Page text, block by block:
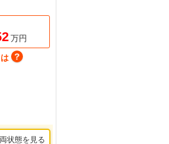
万円
状態を見る